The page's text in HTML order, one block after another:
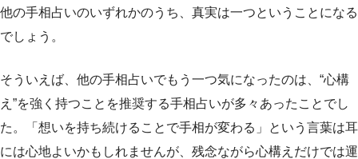
他の手相占いのいずれかのうち、真実は一つということになる
でしょう。
そういえば、他の手相占いでもう一つ気になったのは、“心構
え”を強く持つことを推奨する手相占いが多々あったことでし
た。「想いを持ち続けることで手相が変わる」という言葉は耳
には心地よいかもしれませんが、残念ながら心構えだけでは運